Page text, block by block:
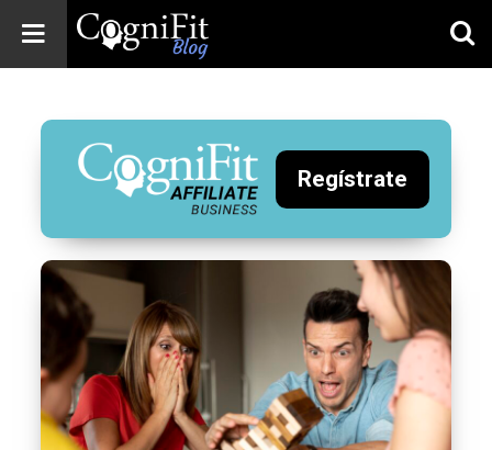
Blog: Brain
Health
News
Brain Training,
Mental Health, and
Wellness
Regístrate